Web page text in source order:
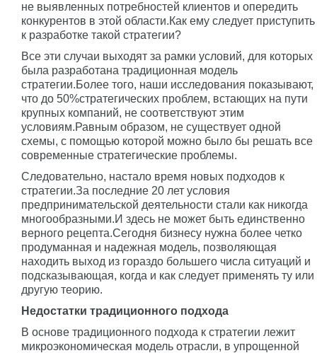
не выявленных потребностей клиентов и опередить
конкурентов в этой области.Как ему следует приступить
к разработке такой стратегии?
Все эти случаи выходят за рамки условий, для которых
была разработана традиционная модель
стратегии.Более того, наши исследования показывают,
что до 50%стратегических проблем, встающих на пути
крупных компаний, не соответствуют этим
условиям.Равным образом, не существует одной
схемы, с помощью которой можно было бы решать все
современные стратегические проблемы.
Следовательно, настало время новых подходов к
стратегии.За последние 20 лет условия
предпринимательской деятельности стали как никогда
многообразными.И здесь не может быть единственно
верного рецепта.Сегодня бизнесу нужна более четко
продуманная и надежная модель, позволяющая
находить выход из гораздо большего числа ситуаций и
подсказывающая, когда и как следует применять ту или
другую теорию.
Недостатки традиционного подхода
В основе традиционного подхода к стратегии лежит
микроэкономическая модель отрасли, в упрощенной